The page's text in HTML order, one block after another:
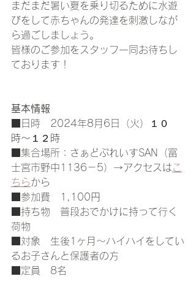
まだまだ暑い夏を乗り切るために水遊
びをして赤ちゃんの発達を刺激しなが
ら過ごしましょう。
皆様のご参加をスタッフ一同お待ちし
ております！
基本情報
■日時　2024年8月6日（火）
１０
時〜１２時
■集合場所：さぁどぷれいすSAN（富
士宮市野中1136－5）→アクセスはこ
ちらから
■参加費　1,100円
■持ち物　普段おでかけに持って行く
荷物
■対象　生後1ヶ月〜ハイハイをしてい
るお子さんと保護者の方
■定員　8名